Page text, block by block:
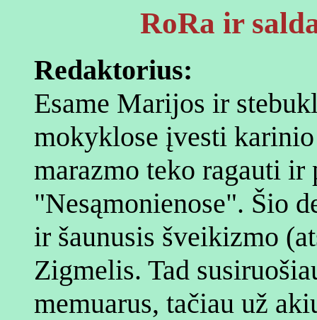
RoRa ir
Redaktorius:
Esame Marijos ir
mokyklose įvesti
marazmo teko ragauti ir
"Nesąmonienose". Šio
ir šaunusis šveikizmo
Zigmelis. Tad
memuarus, tačiau už